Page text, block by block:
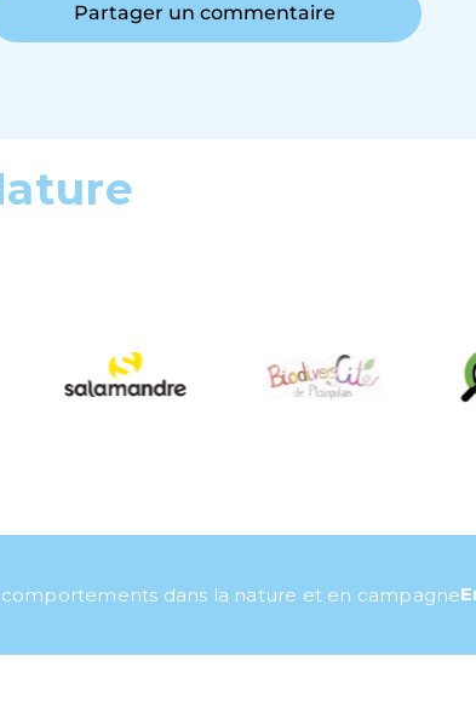
Partager un commentaire
comportements dans la nature et en campagne